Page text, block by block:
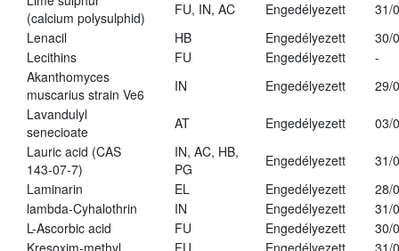
(calcium polysulphid)
FU, IN, AC Engedélyezett
31/
Lenacil
HB Engedélyezett
30/
Lecithins
FU Engedélyezett
-
Akanthomyces
muscarius strain Ve6
IN Engedélyezett
29/
Lavandulyl
senecioate
AT Engedélyezett
03/
Lauric acid (CAS
143-07-7)
IN, AC, HB,
PG
Engedélyezett
31/
Laminarin
EL Engedélyezett
28/
lambda-Cyhalothrin
IN Engedélyezett
31/
L-Ascorbic acid
FU Engedélyezett
30/